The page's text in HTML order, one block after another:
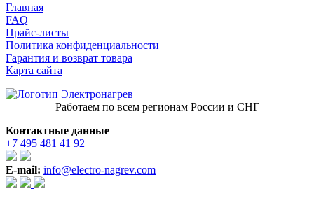
Главная
FAQ
Прайс-листы
Политика конфиденциальности
Гарантия и возврат товара
Карта сайта
Работаем по всем регионам России и СНГ
Контактные данные
+7 495 481 41 92
E-mail: info@electro-nagrev.com